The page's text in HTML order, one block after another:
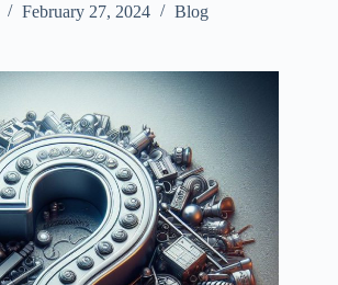
February 27, 2024 Blog